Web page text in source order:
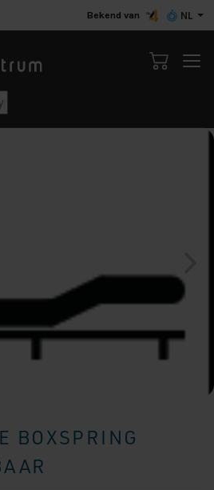
Bekend van NL
BOXSPRING